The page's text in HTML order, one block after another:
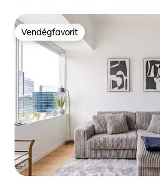
Vendégfavorit
Vendégfavorit